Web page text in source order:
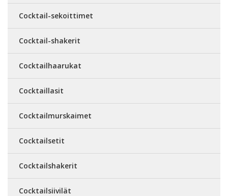
Cocktail-sekoittimet
Cocktail-shakerit
Cocktailhaarukat
Cocktaillasit
Cocktailmurskaimet
Cocktailsetit
Cocktailshakerit
Cocktailsiivilät